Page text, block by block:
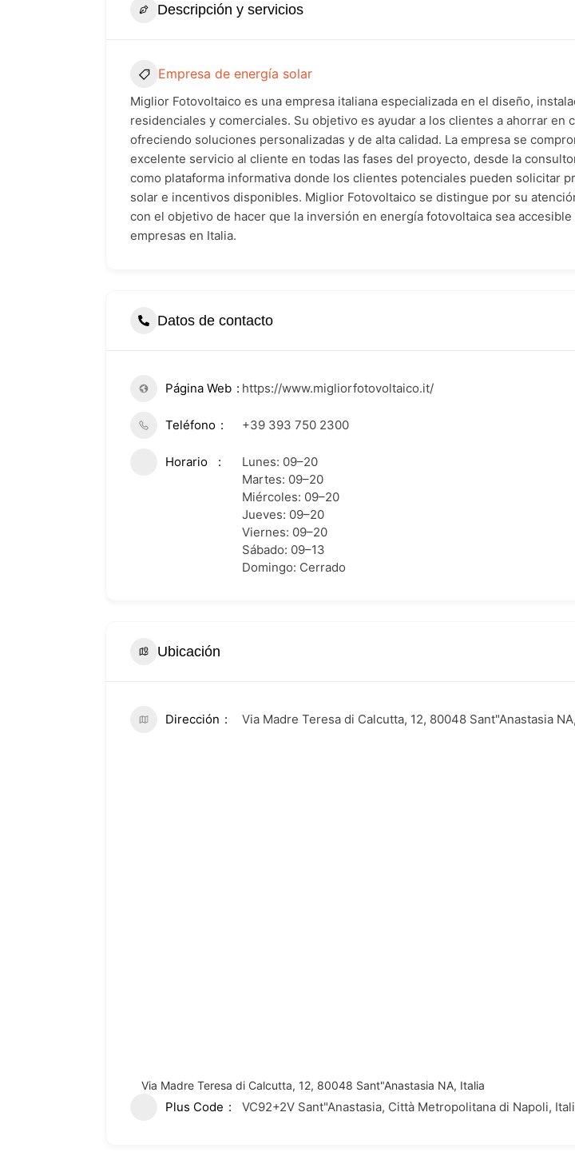
Descripción y servicios
Empresa de energía solar
Miglior Fotovoltaico es una empresa italiana especializada en el diseño,
residenciales y comerciales. Su objetivo es ayudar a los clientes a ahorrar
ofreciendo soluciones personalizadas y de alta calidad. La empresa se
excelente servicio al cliente en todas las fases del proyecto, desde la
como plataforma informativa donde los clientes potenciales pueden solicitar
solar e incentivos disponibles. Miglior Fotovoltaico se distingue por su
con el objetivo de hacer que la inversión en energía fotovoltaica sea
empresas en Italia.
Datos de contacto
Página Web https://www.migliorfotovoltaico.it/
Teléfono +39 393 750 2300
Horario
Lunes: 09–20
Martes: 09–20
Miércoles: 09–20
Jueves: 09–20
Viernes: 09–20
Sábado: 09–13
Domingo: Cerrado
Ubicación
Dirección Via Madre Teresa di Calcutta, 12, 80048 Sant"Anastasia
Via Madre Teresa di Calcutta, 12, 80048 Sant"Anastasia NA, Italia
Plus Code VC92+2V Sant"Anastasia, Città Metropolitana di Napoli,